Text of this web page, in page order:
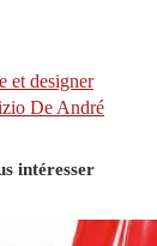
et designer
De André
intéresser